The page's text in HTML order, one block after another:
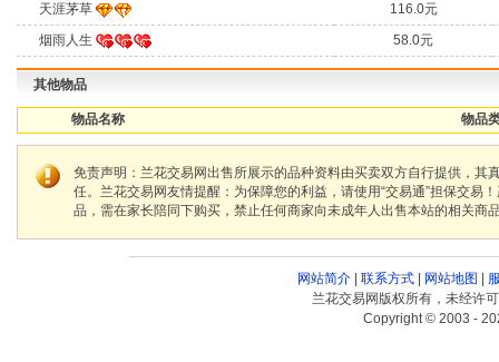
天涯茅草
116.0元
烟雨人生
58.0元
其他物品
物品名称 物品
免责声明：兰花交易网出售所展示的品种资料由买卖双方自行提供，
任。兰花交易网友情提醒：为保障您的利益，请使用“交易通”担保交
品，需在家长陪同下购买，禁止任何商家向未成年人出售本站的相关商
网站简介| 联系方式| 网站地图
兰花交易网版权所有，未经许
Copyright © 2003 -